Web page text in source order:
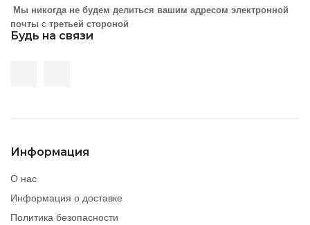
Мы никогда не будем делиться вашим адресом электронной
почты с третьей стороной
Будь на связи
Информация
О нас
Информация о доставке
Политика безопасности